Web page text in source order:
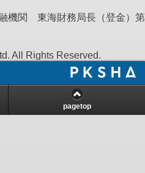
機関 東海財務局長（登金）第
All Rights Reserved.
pagetop